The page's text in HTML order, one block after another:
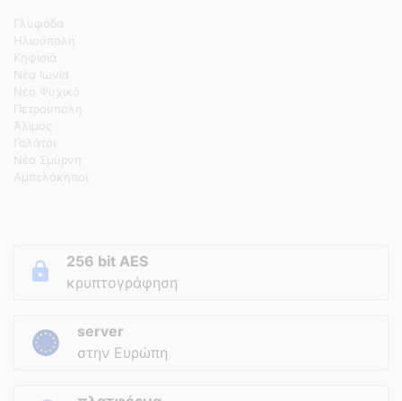
Γλυφάδα
Ηλιούπολη
Κηφισιά
Νέα Ιωνία
Νέο Ψυχικό
Πετρούπολη
Άλιμος
Γαλάτσι
Νέα Σμύρνη
Αμπελόκηποι
256 bit AES
κρυπτογράφηση
server
στην Ευρώπη